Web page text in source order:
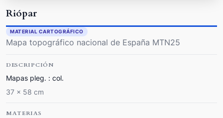
Riópar
MATERIAL CARTOGRÁFICO
Mapa topográfico nacional de España MTN25
DESCRIPCIÓN
Mapas pleg. : col.
37 x 58 cm
MATERIAS